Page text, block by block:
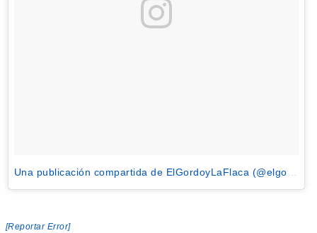
Una publicación compartida de ElGordoyLaFlaca (@elgordoylaflaca)
[Reportar Error]